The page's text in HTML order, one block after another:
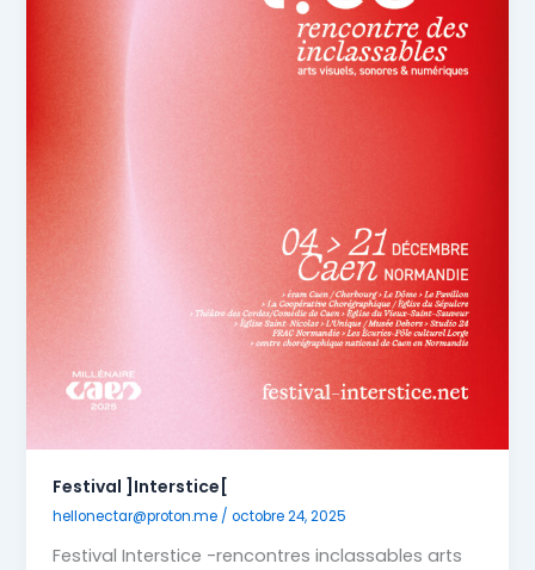
Festival ]Interstice[
hellonectar@proton.me /octobre 24, 2025
Festival Interstice -rencontres inclassables arts